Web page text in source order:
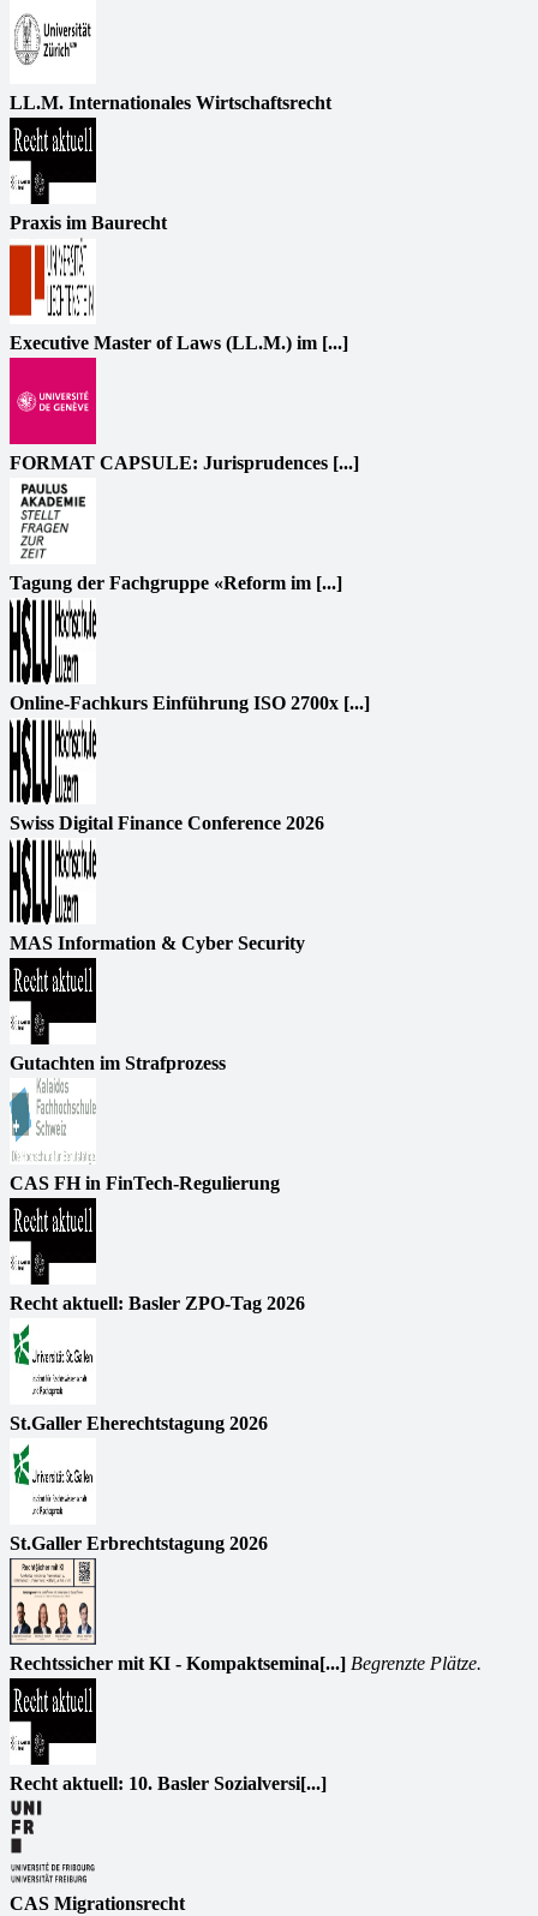
LL.M. Internationales Wirtschaftsrecht
Praxis im Baurecht
Executive Master of Laws (LL.M.) im [...]
FORMAT CAPSULE: Jurisprudences [...]
Tagung der Fachgruppe «Reform im [...]
Online-Fachkurs Einführung ISO 2700x [...]
Swiss Digital Finance Conference 2026
MAS Information & Cyber Security
Gutachten im Strafprozess
CAS FH in FinTech-Regulierung
Recht aktuell: Basler ZPO-Tag 2026
St.Galler Eherechtstagung 2026
St.Galler Erbrechtstagung 2026
Rechtssicher mit KI - Kompaktsemina[...] Begrenzte Plätze.
Recht aktuell: 10. Basler Sozialversi[...]
CAS Migrationsrecht